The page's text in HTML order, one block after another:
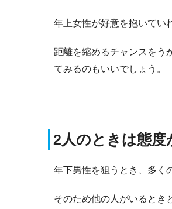
年上女性が好意を抱いてい
距離を縮めるチャンスをう
てみるのもいいでしょう。
2人のときは態度
年下男性を狙うとき、多く
そのため他の人がいるとき